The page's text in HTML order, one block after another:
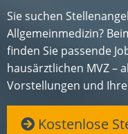
Sie suchen
Allgemeinmedizin?
finden Sie passende
hausärztlichen MVZ –
Vorstellungen und
Kostenlose